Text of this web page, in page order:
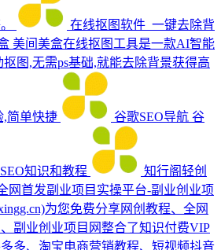
在线抠图软件_一键去除背
美间美盒在线抠图工具是一款AI智能
图,无需ps基础,就能去除背景获得高
,简单快捷 谷歌SEO导航 谷
知识和教程
知行阁轻创
网首发副业项目实操平台-副业创业项
为您免费分享网创教程、全网
副业创业项目网整合了知识付费VIP
多、淘宝电商营销教程、短视频抖音